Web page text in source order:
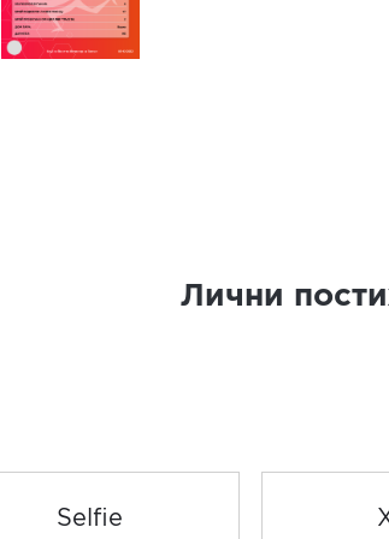
Лични
Selfie